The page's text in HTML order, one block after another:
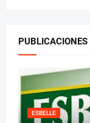
PUBLICACIONES
ESBELLE